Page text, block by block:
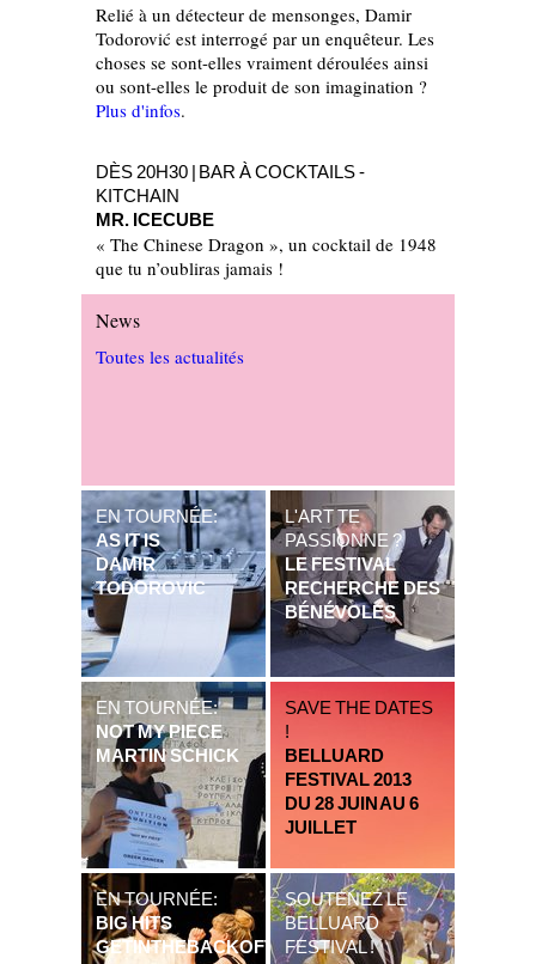
Relié à un détecteur de mensonges, Damir
Todorović est interrogé par un enquêteur. Les
choses se sont-elles vraiment déroulées ainsi
ou sont-elles le produit de son imagination ?
Plus d'infos.
DÈS 20H30 | BAR À COCKTAILS -
KITCHAIN
MR. ICECUBE
« The Chinese Dragon », un cocktail de 1948
que tu n’oubliras jamais !
News
Toutes les actualités
EN TOURNÉE:
AS IT IS
DAMIR
TODOROVIC
L'ART TE
PASSIONNE ?
LE FESTIVAL
RECHERCHE DES
BÉNÉVOLES
EN TOURNÉE:
NOT MY PIECE
MARTIN SCHICK
SAVE THE DATES
!
BELLUARD
FESTIVAL 2013
DU 28 JUIN AU 6
JUILLET
EN TOURNÉE:
BIG HITS
GETINTHEBACKOFTHEVAN
SOUTENEZ LE
BELLUARD
FESTIVAL !